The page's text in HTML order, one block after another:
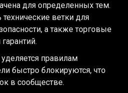
для определенных тем.
ветки для
а также торговые
правилам
быстро блокируются, что
в сообществе.